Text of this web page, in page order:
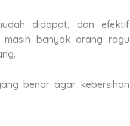
didapat, dan efektif
masih banyak orang ragu
benar agar kebersihan